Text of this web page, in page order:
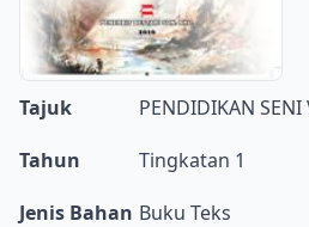
Tajuk
PENDIDIKAN SENI
Tahun
Tingkatan 1
Jenis Bahan Buku Teks